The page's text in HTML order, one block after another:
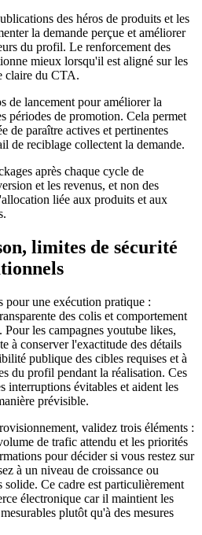
des héros de produits et les
la demande perçue et améliorer
du profil. Le renforcement des
mieux lorsqu'il est aligné sur les
claire du CTA.
de lancement pour améliorer la
périodes de promotion. Cela permet
de paraître actives et pertinentes
de reciblage collectent la demande.
après chaque cycle de
et les revenus, et non des
liée aux produits et aux
limites de sécurité
pour une exécution pratique :
des colis et comportement
les campagnes youtube likes,
à conserver l'exactitude des détails
publique des cibles requises et à
du profil pendant la réalisation. Ces
interruptions évitables et aident les
prévisible.
validez trois éléments :
de trafic attendu et les priorités
pour décider si vous restez sur
à un niveau de croissance ou
Ce cadre est particulièrement
électronique car il maintient les
plutôt qu'à des mesures